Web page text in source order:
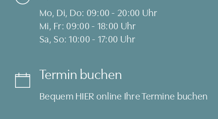
Mo, Di, Do: 09:00 - 20:00 Uhr
Mi, Fr: 09:00 - 18:00 Uhr
Sa, So: 10:00 - 17:00 Uhr
Termin buchen
Bequem HIERonline Ihre Termine buchen